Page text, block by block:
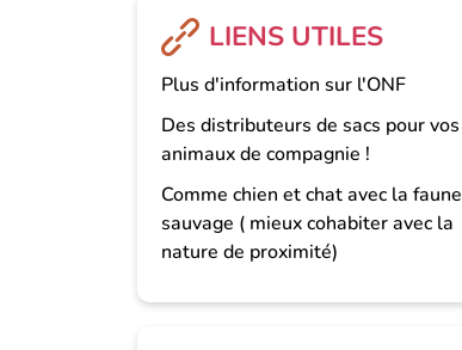
LIENS UTILES
Plus d'information sur l'ONF
Des distributeurs de sacs pour vos
animaux de compagnie !
Comme chien et chat avec la faune
sauvage ( mieux cohabiter avec la
nature de proximité)